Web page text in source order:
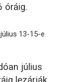
óráig.
13-15-e
július